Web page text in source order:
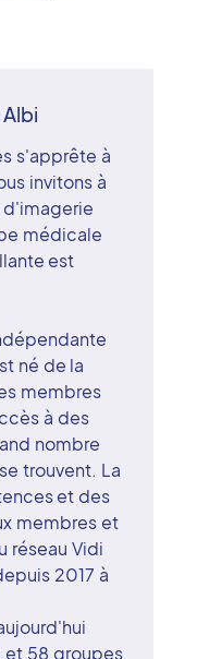
s'apprête à
invitons à
d'imagerie
médicale
est
né de la
membres
à des
nombre
trouvent. La
et des
membres et
réseau Vidi
2017 à
58 groupes